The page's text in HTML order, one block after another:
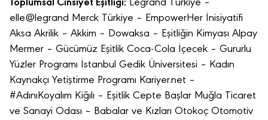
Toplumsal Cinsiyet Eşitliği: Legrand Türkiye –
elle@legrand Merck Türkiye – EmpowerHer İnisiyatifi
Aksa Akrilik – Akkim – Dowaksa – Eşitliğin Kimyası Alpay
Mermer – Gücümüz Eşitlik Coca-Cola İçecek – Gururlu
Yüzler Programı İstanbul Gedik Üniversitesi – Kadın
Kaynakçı Yetiştirme Programı Kariyer.net –
#AdınıKoyalım Kiğılı – Eşitlik Cepte Başlar Muğla Ticaret
ve Sanayi Odası – Babalar ve Kızları Otokoç Otomotiv